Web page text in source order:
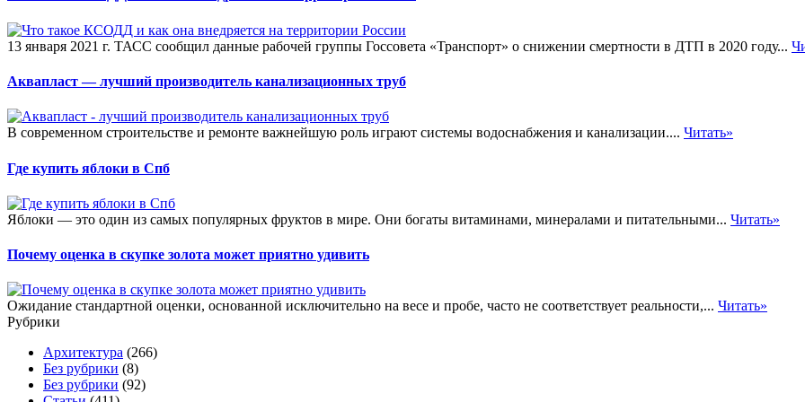
13 января 2021 г. ТАСС сообщил данные рабочей группы Госсовета «Транспорт» о снижении смертности в ДТП в 2020 году...
Аквапласт — лучший производитель канализационных труб
В современном строительстве и ремонте важнейшую роль играют системы водоснабжения и канализации.... Читать»
Где купить яблоки в Спб
Яблоки — это один из самых популярных фруктов в мире. Они богаты витаминами, минералами и питательными... Читать»
Почему оценка в скупке золота может приятно удивить
Ожидание стандартной оценки, основанной исключительно на весе и пробе, часто не соответствует реальности,... Читать»
Рубрики
Архитектура (266)
Без рубрики (8)
Без рубрики (92)